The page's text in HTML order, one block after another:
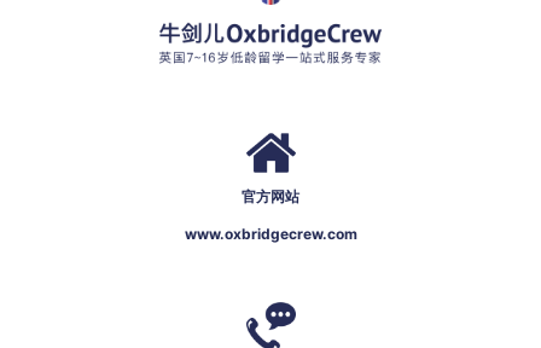
官方网站
www.oxbridgecrew.com